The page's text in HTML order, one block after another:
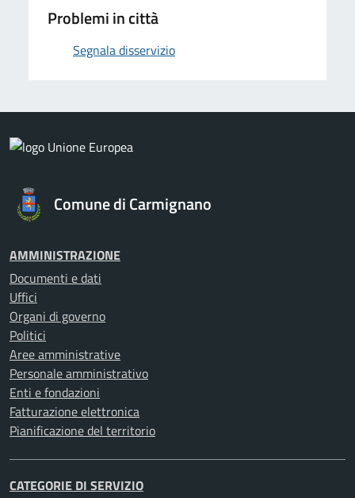
Problemi in città
Segnala disservizio
Comune di Carmignano
AMMINISTRAZIONE
Documenti e dati
Uffici
Organi di governo
Politici
Aree amministrative
Personale amministrativo
Enti e fondazioni
Fatturazione elettronica
Pianificazione del territorio
CATEGORIE DI SERVIZIO